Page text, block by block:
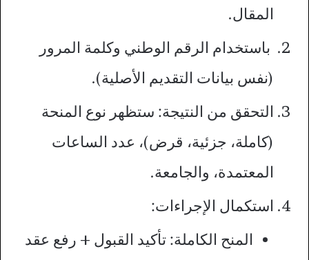
المقال.
باستخدام الرقم الوطني وكلمة المرور
(نفس بيانات التقديم الأصلية).
التحقق من النتيجة: ستظهر نوع المنحة
(كاملة، جزئية، قرض)، عدد الساعات
المعتمدة، والجامعة.
استكمال الإجراءات:
المنح الكاملة: تأكيد القبول + رفع عقد